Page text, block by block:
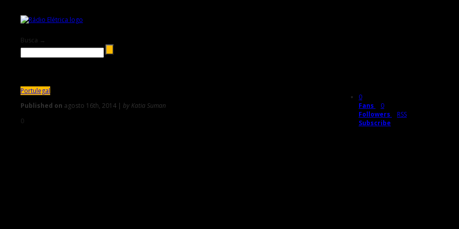
Busca →
Portulegal
Published on agosto 16th, 2014 | by Katia Suman
0
0
Fans
0
Followers
RSS
Subscribe